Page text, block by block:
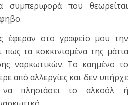
συμπεριφορά που θεωρείται
έφεραν στο γραφείο μου την
πως τα κοκκινισμένα της μάτια
ναρκωτικών. Το καημένο το
από αλλεργίες και δεν υπήρχε
να πλησιάσει το αλκοόλ ή